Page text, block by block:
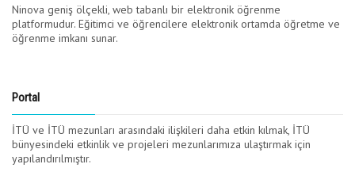
Ninova geniş ölçekli, web tabanlı bir elektronik öğrenme
platformudur. Eğitimci ve öğrencilere elektronik ortamda öğretme ve
öğrenme imkanı sunar.
Portal
İTÜ ve İTÜ mezunları arasındaki ilişkileri daha etkin kılmak, İTÜ
bünyesindeki etkinlik ve projeleri mezunlarımıza ulaştırmak için
yapılandırılmıştır.